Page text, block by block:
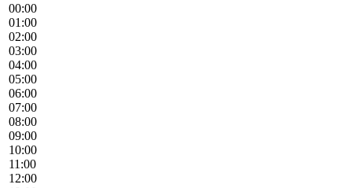
00:00
01:00
02:00
03:00
04:00
05:00
06:00
07:00
08:00
09:00
10:00
11:00
12:00